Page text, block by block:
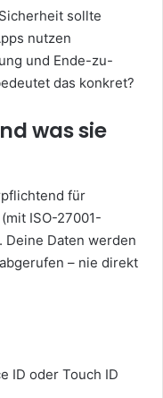
sollte
nutzen
und Ende-zu-
das konkret?
was sie
für
ISO-27001-
Daten werden
– nie direkt
ID oder Touch ID